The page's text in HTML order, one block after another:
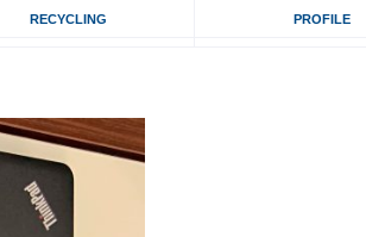
RECYCLING PROFILE